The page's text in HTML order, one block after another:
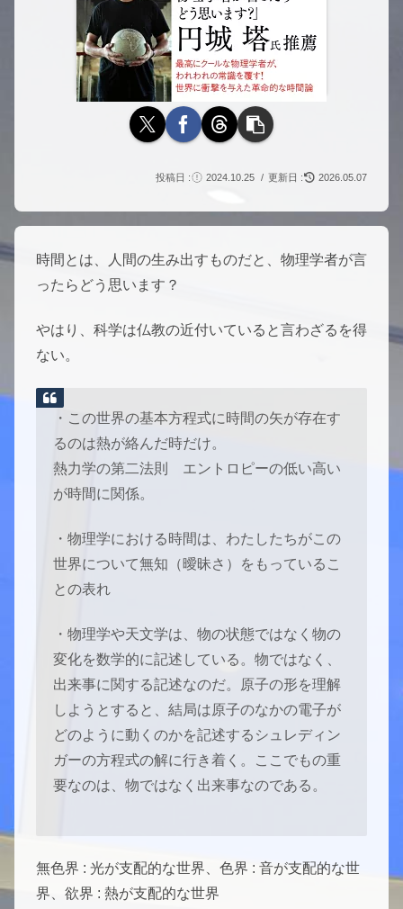
2024.10.25 2026.05.07
時間とは、人間の生み出すものだと、物理学者が言
ったらどう思います？
やはり、科学は仏教の近付いていると言わざるを得
ない。
・この世界の基本方程式に時間の矢が存在す
るのは熱が絡んだ時だけ。
熱力学の第二法則 エントロピーの低い高い
が時間に関係。
・物理学における時間は、わたしたちがこの
世界について無知（曖昧さ）をもっているこ
との表れ
・物理学や天文学は、物の状態ではなく物の
変化を数学的に記述している。物ではなく、
出来事に関する記述なのだ。原子の形を理解
しようとすると、結局は原子のなかの電子が
どのように動くのかを記述するシュレディン
ガーの方程式の解に行き着く。ここでもの重
要なのは、物ではなく出来事なのである。
無色界 : 光が支配的な世界、色界 : 音が支配的な世
界、欲界 : 熱が支配的な世界